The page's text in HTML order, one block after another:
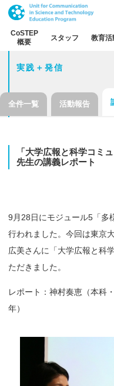
CoSTEP
概要
スタッフ 教育活
実践＋発信
全件一覧 活動報告
「大学広報と科学コミ
先生の講義レポート
9月28日にモジュール5「多
行われました。今回は東京
広美さんに「大学広報と科
ただきました。
レポート：神村奏恵（本科
年）